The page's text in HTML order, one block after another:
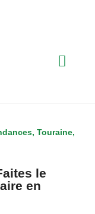
, Touraine,
le
en